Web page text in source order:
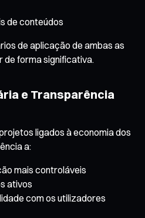
de conteúdos
de aplicação de ambas as
de forma significativa.
e Transparência
ligados à economia dos
a:
mais controláveis
ativos
com os utilizadores